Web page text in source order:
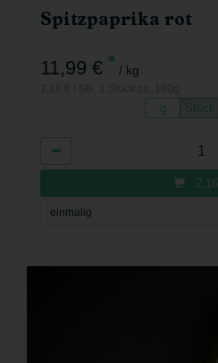
Spitzpaprika rot
11,99 € * / kg
g Stück
2,16